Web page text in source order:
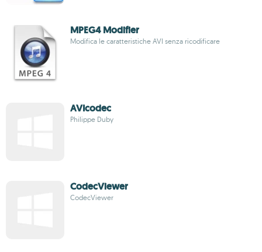
MPEG4 Modifier
Modifica le caratteristiche AVI senza ricodificare
AVIcodec
Philippe Duby
CodecViewer
CodecViewer